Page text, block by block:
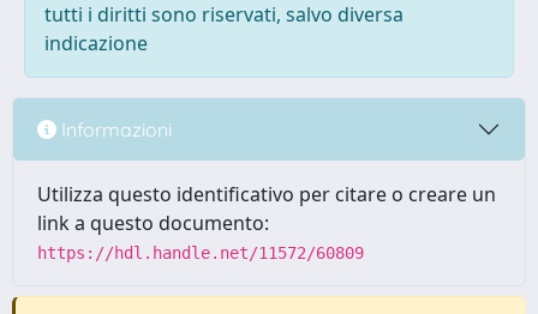
tutti i diritti sono riservati, salvo diversa
indicazione
Informazioni
Utilizza questo identificativo per citare o creare un
link a questo documento:
https://hdl.handle.net/11572/60809